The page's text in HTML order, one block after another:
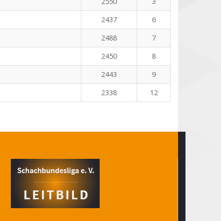
2437
6
2488
7
2450
8
2443
9
2338 12